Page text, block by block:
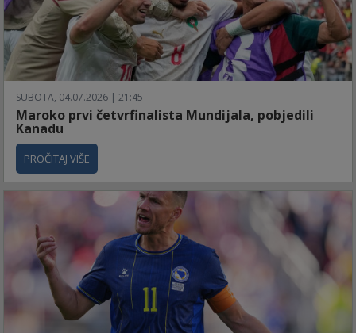
SUBOTA, 04.07.2026 | 21:45
Maroko prvi četvrfinalista Mundijala, pobjedili
Kanadu
PROČITAJ VIŠE